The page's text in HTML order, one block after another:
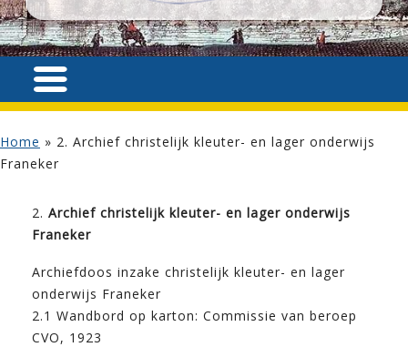
Home » 2. Archief christelijk kleuter- en lager onderwijs
Franeker
2. Archief christelijk kleuter- en lager onderwijs
Franeker
Archiefdoos inzake christelijk kleuter- en lager
onderwijs Franeker
2.1 Wandbord op karton: Commissie van beroep
CVO, 1923